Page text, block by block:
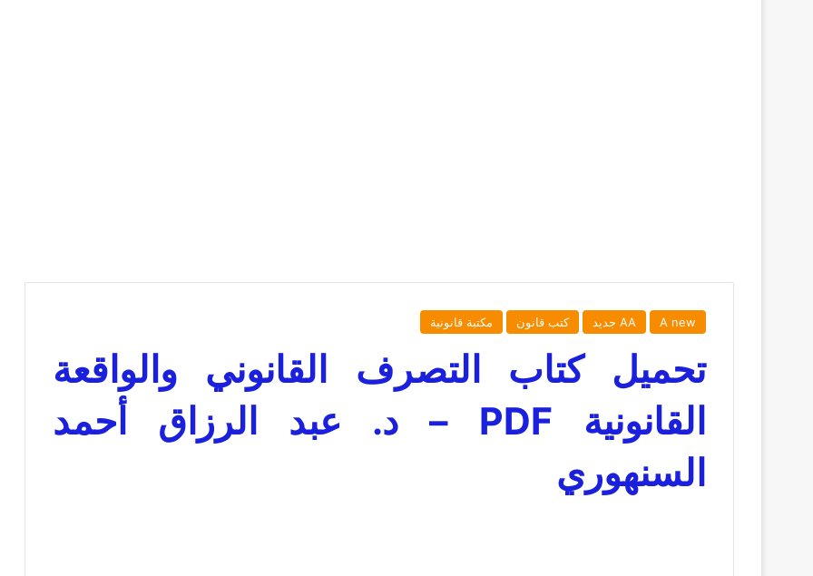
A new AA جديد كتب قانون مكتبة قانونية
تحميل كتاب التصرف القانوني والواقعة
القانونية PDF – د. عبد الرزاق أحمد
السنهوري